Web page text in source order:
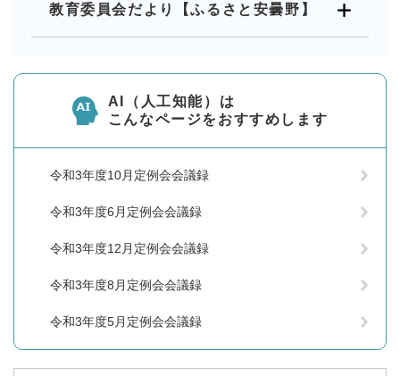
教育委員会だより【ふるさと安曇野】
AI（人工知能）は
こんなページをおすすめします
令和3年度10月定例会会議録
令和3年度6月定例会会議録
令和3年度12月定例会会議録
令和3年度8月定例会会議録
令和3年度5月定例会会議録